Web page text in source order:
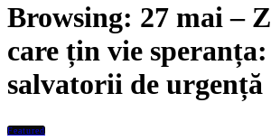
Browsing: 27 mai –
care țin vie
salvatorii de urgență
Featured